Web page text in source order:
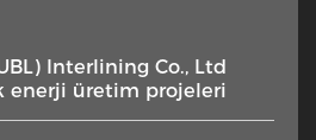
Interlining Co., Ltd
enerji üretim projeleri